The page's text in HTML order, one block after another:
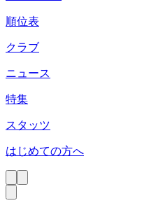
順位表
クラブ
ニュース
特集
スタッツ
はじめての方へ